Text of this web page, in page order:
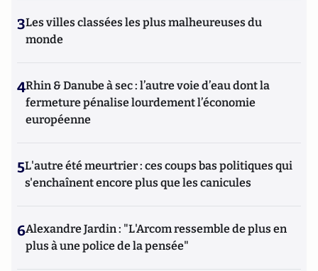
3Les villes classées les plus malheureuses du
monde
4Rhin & Danube à sec : l’autre voie d’eau dont la
fermeture pénalise lourdement l’économie
européenne
5L'autre été meurtrier : ces coups bas politiques qui
s'enchaînent encore plus que les canicules
6Alexandre Jardin : "L'Arcom ressemble de plus en
plus à une police de la pensée"